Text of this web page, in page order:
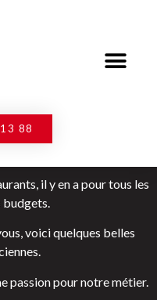
88
il y en a pour tous les
budgets.
voici quelques belles
passion pour notre métier.